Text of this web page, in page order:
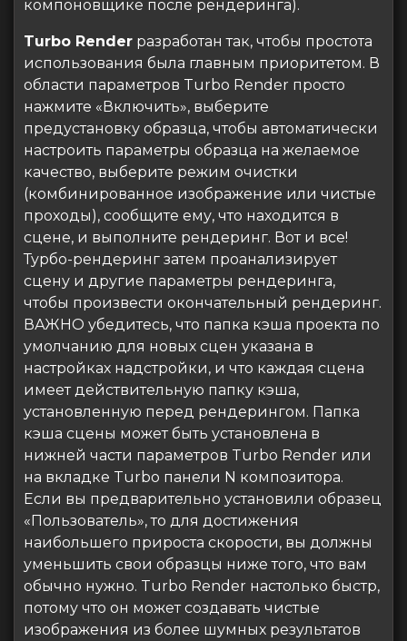
компоновщике после рендеринга).
Turbo Render разработан так, чтобы простота
использования была главным приоритетом. В
области параметров Turbo Render просто
нажмите «Включить», выберите
предустановку образца, чтобы автоматически
настроить параметры образца на желаемое
качество, выберите режим очистки
(комбинированное изображение или чистые
проходы), сообщите ему, что находится в
сцене, и выполните рендеринг. Вот и все!
Турбо-рендеринг затем проанализирует
сцену и другие параметры рендеринга,
чтобы произвести окончательный рендеринг.
ВАЖНО убедитесь, что папка кэша проекта по
умолчанию для новых сцен указана в
настройках надстройки, и что каждая сцена
имеет действительную папку кэша,
установленную перед рендерингом. Папка
кэша сцены может быть установлена ​​в
нижней части параметров Turbo Render или
на вкладке Turbo панели N композитора.
Если вы предварительно установили образец
«Пользователь», то для достижения
наибольшего прироста скорости, вы должны
уменьшить свои образцы ниже того, что вам
обычно нужно. Turbo Render настолько быстр,
потому что он может создавать чистые
изображения из более шумных результатов